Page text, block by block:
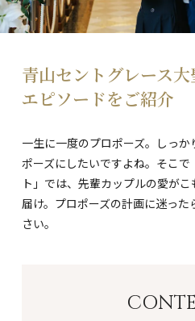
青山セントグレース
エピソードをご紹介
一生に一度のプロポーズ。しっ
ポーズにしたいですよね。そこ
ト」では、先輩カップルの愛が
届け。プロポーズの計画に迷っ
さい。